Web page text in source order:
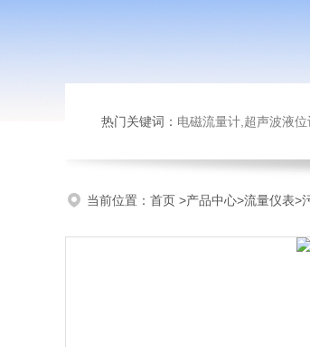
热门关键词： 电磁流量计,超声波液
当前位置： 首页 >产品中心>流量仪表>